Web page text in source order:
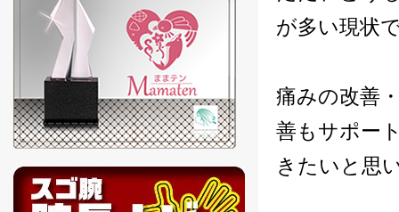
が多い現状
痛みの改善
善もサポー
きたいと思